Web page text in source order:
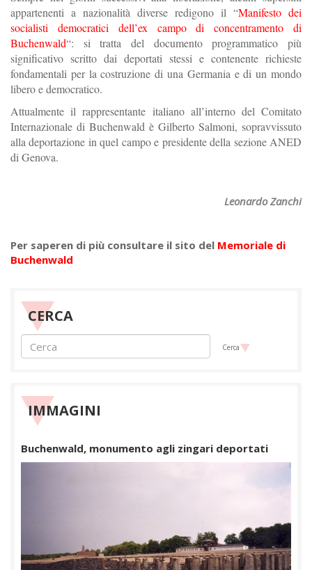
appartenenti a nazionalità diverse redigono il “Manifesto dei
socialisti democratici dell’ex campo di concentramento di
Buchenwald“: si tratta del documento programmatico più
significativo scritto dai deportati stessi e contenente richieste
fondamentali per la costruzione di una Germania e di un mondo
libero e democratico.
Attualmente il rappresentante italiano all’interno del Comitato
Internazionale di Buchenwald è Gilberto Salmoni, sopravvissuto
alla deportazione in quel campo e presidente della sezione ANED
di Genova.
Leonardo Zanchi
Per saperen di più consultare il sito del Memoriale di
Buchenwald
CERCA
Cerca
IMMAGINI
Buchenwald, monumento agli zingari deportati